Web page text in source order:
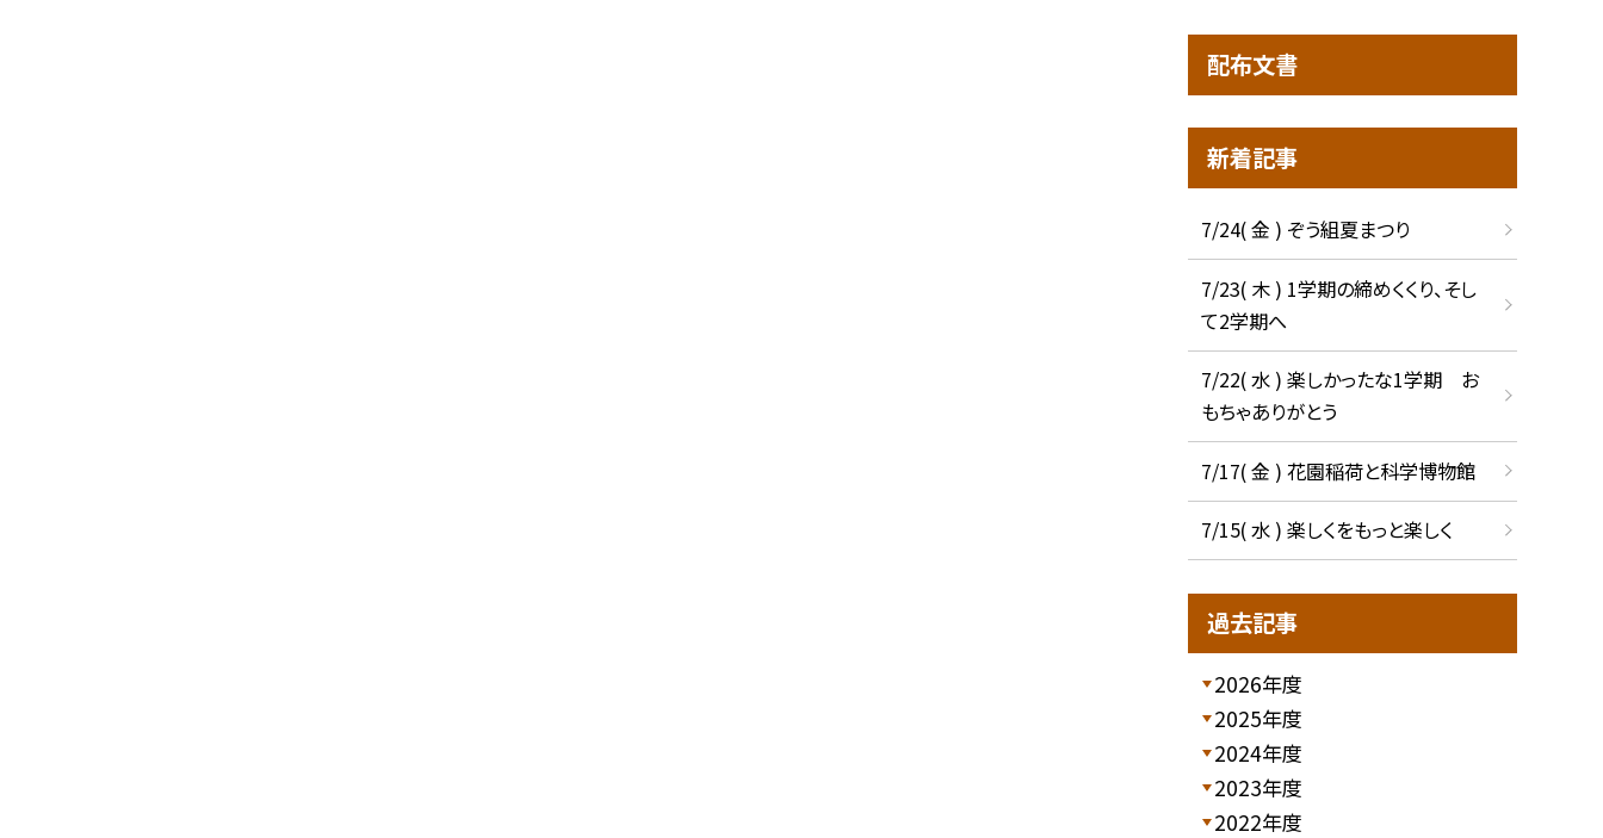
配布文書
新着記事
7/24( 金 ) ぞう組夏まつり
7/23( 木 ) 1学期の締めくくり、そし
て2学期へ
7/22( 水 ) 楽しかったな1学期 お
もちゃありがとう
7/17( 金 ) 花園稲荷と科学博物館
7/15( 水 ) 楽しくをもっと楽しく
過去記事
2026年度
2025年度
2024年度
2023年度
2022年度